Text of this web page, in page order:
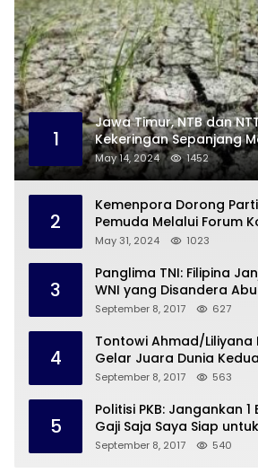
1
Jawa Timur, NTB dan
Kekeringan Sepanjang
May 14, 2024 1452
2
Kemenpora Dorong
Pemuda Melalui Forum
May 31, 2024 1023
3
Panglima TNI: Filipina
WNI yang Disandera
September 8, 2017 627
4
Tontowi Ahmad/Liliyana
Gelar Juara Dunia Kedua
September 8, 2017 563
5
Politisi PKB: Jangankan 1
Gaji Saja Saya Siap
September 8, 2017 540